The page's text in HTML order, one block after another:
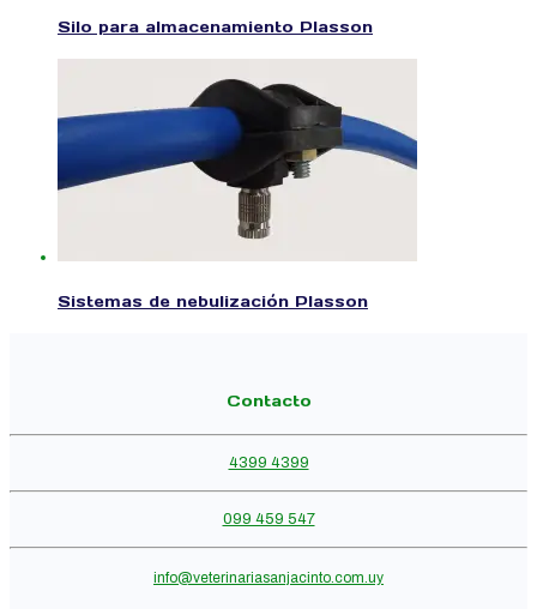
Silo para almacenamiento Plasson
Sistemas de nebulización Plasson
Contacto
4399 4399
099 459 547
info@veterinariasanjacinto.com.uy